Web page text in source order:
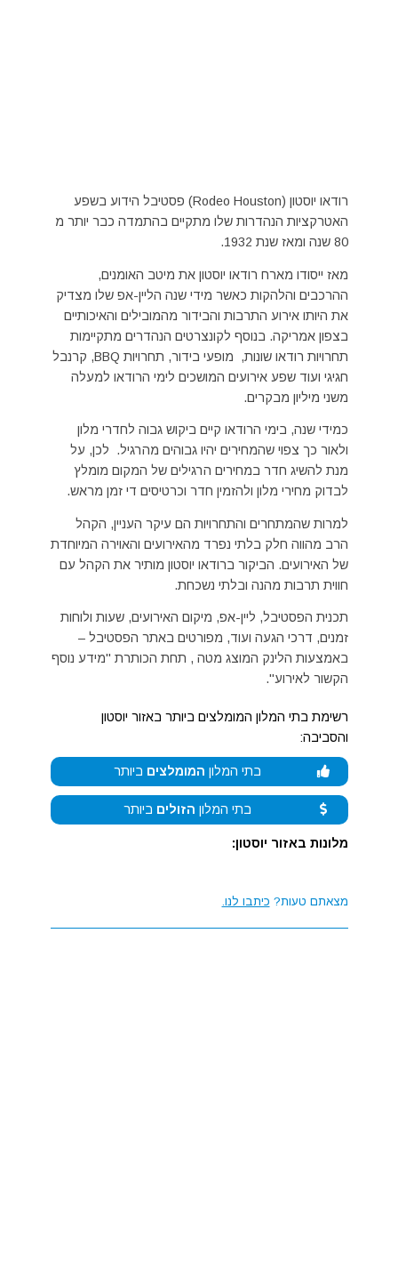
רודאו יוסטון (Rodeo Houston) פסטיבל הידוע בשפע
האטרקציות הנהדרות שלו מתקיים בהתמדה כבר יותר מ
80 שנה ומאז שנת 1932.
מאז ייסודו מארח רודאו יוסטון את מיטב האומנים,
ההרכבים והלהקות כאשר מידי שנה הליין-אפ שלו מצדיק
את היותו אירוע התרבות והבידור מהמובילים והאיכותיים
בצפון אמריקה. בנוסף לקונצרטים הנהדרים מתקיימות
תחרויות רודאו שונות, מופעי בידור, תחרויות BBQ, קרנבל
חגיגי ועוד שפע אירועים המושכים לימי הרודאו למעלה
משני מיליון מבקרים.
כמידי שנה, בימי הרודאו קיים ביקוש גבוה לחדרי מלון
ולאור כך צפוי שהמחירים יהיו גבוהים מהרגיל. לכן, על
מנת להשיג חדר במחירים הרגילים של המקום מומלץ
לבדוק מחירי מלון ולהזמין חדר וכרטיסים די זמן מראש.
למרות שהמתחרים והתחרויות הם עיקר העניין, הקהל
הרב מהווה חלק בלתי נפרד מהאירועים והאוירה המיוחדת
של האירועים. הביקור ברודאו יוסטון מותיר את הקהל עם
חווית תרבות מהנה ובלתי נשכחת.
תכנית הפסטיבל, ליין-אפ, מיקום האירועים, שעות ולוחות
זמנים, דרכי הגעה ועוד, מפורטים באתר הפסטיבל –
באמצעות הלינק המוצג מטה , תחת הכותרת "מידע נוסף
הקשור לאירוע".
רשימת בתי המלון המומלצים ביותר באזור יוסטון
והסביבה:
בתי המלון המומלצים ביותר
בתי המלון הזולים ביותר
מלונות באזור יוסטון:
מצאתם טעות? כיתבו לנו.